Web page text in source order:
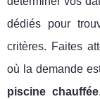
dédiés pour
critères. Faites
où la demande
piscine chauffée